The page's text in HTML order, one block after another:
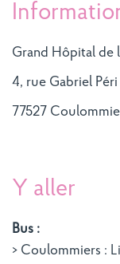
Grand Hôpital de
4, rue Gabriel Péri
77527
Y aller
Bus :
> Coulommiers :